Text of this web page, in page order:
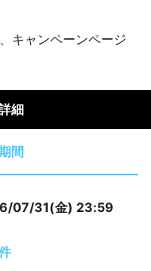
キャンペーンページ
細
間
07/31(金) 23:59